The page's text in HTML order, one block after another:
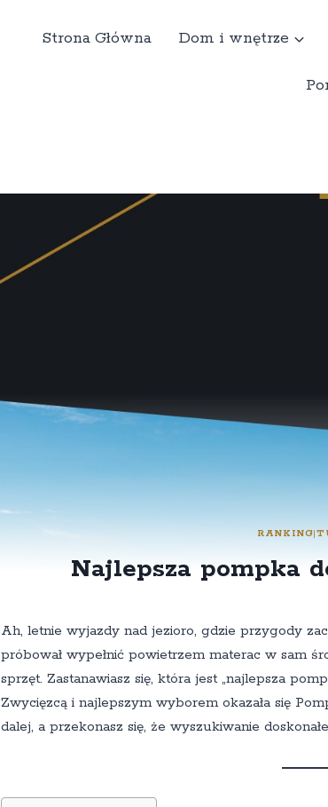
Strona Główna Dom i wnętrze
RANKING|
Najlepsza pompka
Ah, letnie wyjazdy nad jezioro, gdzie przygody
próbował wypełnić powietrzem materac w sam
sprzęt. Zastanawiasz się, która jest „najlepsza
Zwycięzcą i najlepszym wyborem okazała się
dalej, a przekonasz się, że wyszukiwanie